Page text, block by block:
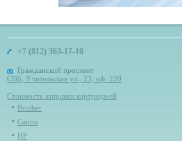
+7 (812) 363-17-10
Гражданский проспект
СПб, Учительская ул., 23, оф. 220
Стоимость заправки картриджей
Brother
Canon
HP